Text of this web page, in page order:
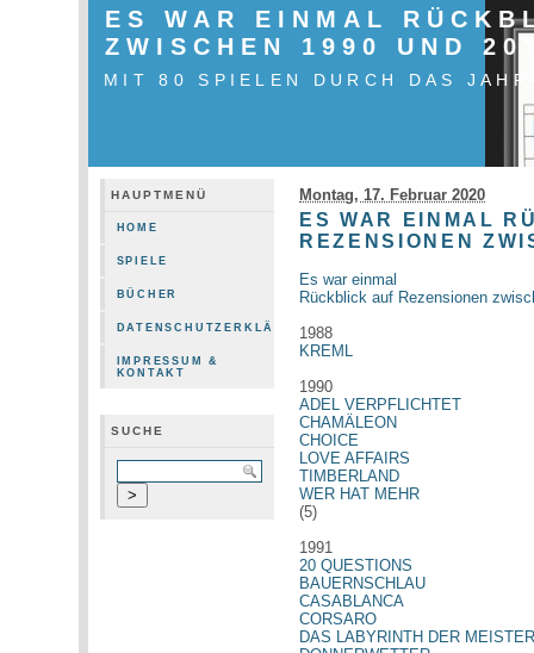
ES WAR EINMAL
ZWISCHEN 1990 UND
MIT 80 SPIELEN DURCH DAS JAHR
HAUPTMENÜ
HOME
SPIELE
BÜCHER
DATENSCHUTZERKLÄRUNG
IMPRESSUM &
KONTAKT
SUCHE
Montag, 17. Februar 2020
ES WAR EINMAL
REZENSIONEN
Es war einmal
Rückblick auf Rezensionen
1988
KREML
1990
ADEL VERPFLICHTET
CHAMÄLEON
CHOICE
LOVE AFFAIRS
TIMBERLAND
WER HAT MEHR
(5)
1991
20 QUESTIONS
BAUERNSCHLAU
CASABLANCA
CORSARO
DAS LABYRINTH DER